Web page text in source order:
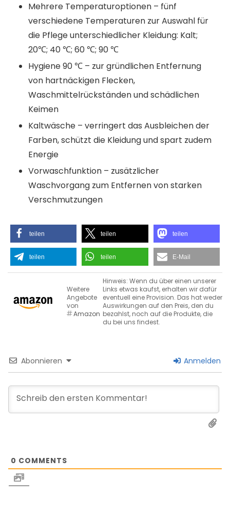
Mehrere Temperaturoptionen – fünf
verschiedene Temperaturen zur Auswahl für
die Pflege unterschiedlicher Kleidung: Kalt;
20℃; 40 ℃; 60 ℃; 90 ℃
Hygiene 90 ℃ – zur gründlichen Entfernung
von hartnäckigen Flecken,
Waschmittelrückständen und schädlichen
Keimen
Kaltwäsche – verringert das Ausbleichen der
Farben, schützt die Kleidung und spart zudem
Energie
Vorwaschfunktion – zusätzlicher
Waschvorgang zum Entfernen von starken
Verschmutzungen
teilen teilen teilen
teilen teilen E-Mail
Weitere
Angebote
von
Amazon
Hinweis: Wenn du über einen unserer
Links etwas kaufst, erhalten wir dafür
eventuell eine Provision. Das hat weder
Auswirkungen auf den Preis, den du
bezahlst, noch auf die Produkte, die
du bei uns findest.
Abonnieren Anmelden
0 COMMENTS